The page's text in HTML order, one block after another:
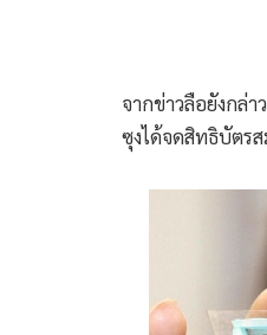
จากข่าวลือยังกล่
ซุงได้จดสิทธิบัตร